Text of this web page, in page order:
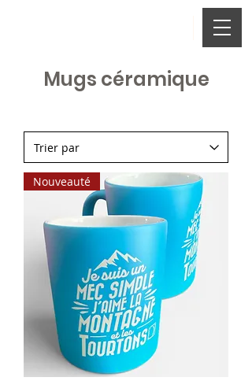
Mugs céramique
Nouveauté